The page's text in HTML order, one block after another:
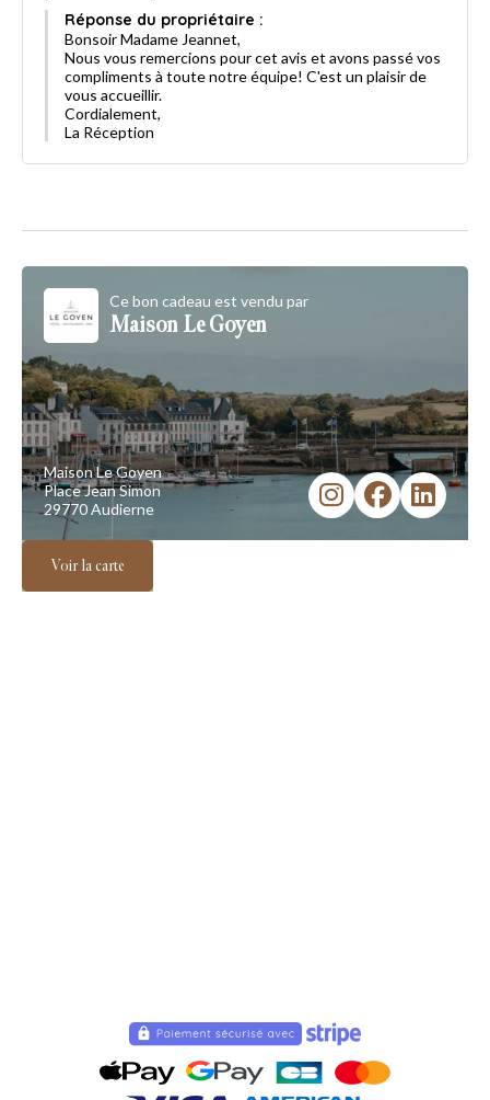
Réponse du propriétaire :
Bonsoir Madame Jeannet,
Nous vous remercions pour cet avis et avons passé vos
compliments à toute notre équipe! C'est un plaisir de
vous accueillir.
Cordialement,
La Réception
Ce bon cadeau est vendu par
Maison Le Goyen
Maison Le Goyen
Place Jean Simon
29770 Audierne
Voir la carte